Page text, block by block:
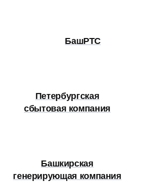
БашРТС
Петербургская
сбытовая компания
Башкирская
генерирующая компания